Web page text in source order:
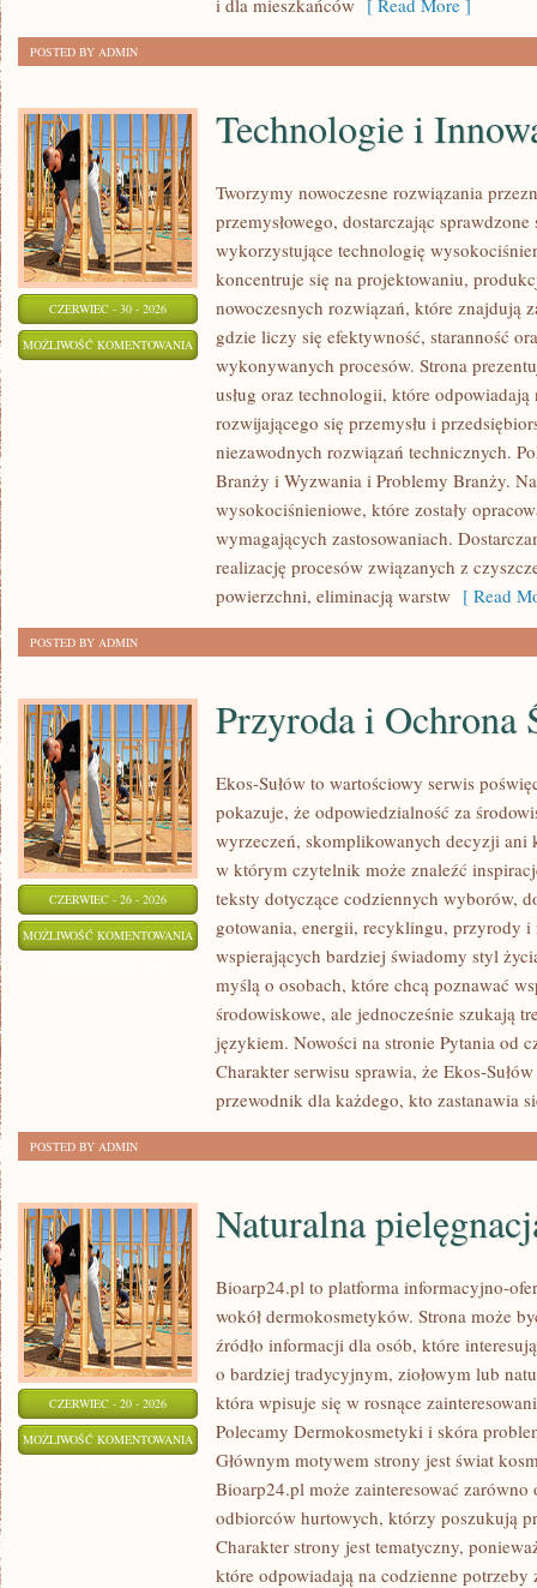
i dla mieszkańców [ Read More ]
POSTED BY ADMIN
CZERWIEC - 30 - 2026
MOŻLIWOŚĆ KOMENTOWANIA TECHNOLOGIE
INNOWACJE
Technologie i
Tworzymy nowoczesne rozwiązania
przemysłowego, dostarczając
wykorzystujące technologię
koncentruje się na projektowaniu,
nowoczesnych rozwiązań, które znajdują
gdzie liczy się efektywność, staranność
wykonywanych procesów. Strona
usług oraz technologii, które
rozwijającego się przemysłu i
niezawodnych rozwiązań technicznych.
Branży i Wyzwania i Problemy Branży.
wysokociśnieniowe, które zostały
wymagających zastosowaniach.
realizację procesów związanych z
powierzchni, eliminacją warstw [ Read
POSTED BY ADMIN
CZERWIEC - 26 - 2026
MOŻLIWOŚĆ KOMENTOWANIA PRZYRODA
OCHRONA
ŚRODOWISKA
Przyroda i Ochrona
Ekos-Sułów to wartościowy serwis
pokazuje, że odpowiedzialność za
wyrzeczeń, skomplikowanych decyzji ani
w którym czytelnik może znaleźć
teksty dotyczące codziennych wyborów,
gotowania, energii, recyklingu, przyrody i
wspierających bardziej świadomy styl
myślą o osobach, które chcą poznawać
środowiskowe, ale jednocześnie szukają
językiem. Nowości na stronie Pytania od
Charakter serwisu sprawia, że Ekos-
przewodnik dla każdego, kto zastanawia
POSTED BY ADMIN
CZERWIEC - 20 - 2026
MOŻLIWOŚĆ KOMENTOWANIA NATURALNA
PIELĘGNACJA
TWARZY
Naturalna
Bioarp24.pl to platforma informacyjno-
wokół dermokosmetyków. Strona może
źródło informacji dla osób, które
o bardziej tradycyjnym, ziołowym lub
która wpisuje się w rosnące
Polecamy Dermokosmetyki i skóra
Głównym motywem strony jest świat
Bioarp24.pl może zainteresować
odbiorców hurtowych, którzy poszukują
Charakter strony jest tematyczny,
które odpowiadają na codzienne